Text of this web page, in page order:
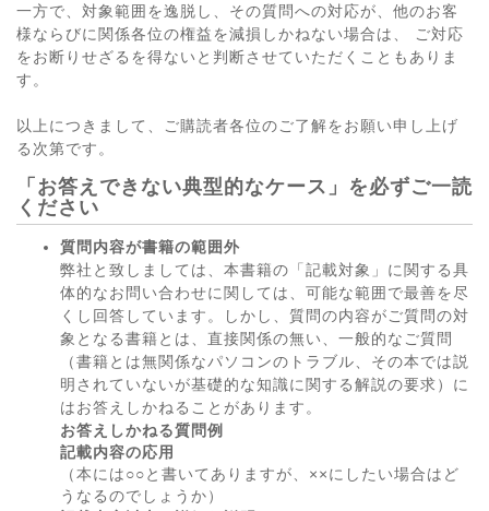
一方で、対象範囲を逸脱し、その質問への対応が、他のお客
様ならびに関係各位の権益を減損しかねない場合は、 ご対応
をお断りせざるを得ないと判断させていただくこともありま
す。
以上につきまして、ご購読者各位のご了解をお願い申し上げ
る次第です。
「お答えできない典型的なケース」を必ずご一読
ください
質問内容が書籍の範囲外
弊社と致しましては、本書籍の「記載対象」に関する具
体的なお問い合わせに関しては、可能な範囲で最善を尽
くし回答しています。しかし、質問の内容がご質問の対
象となる書籍とは、直接関係の無い、一般的なご質問
（書籍とは無関係なパソコンのトラブル、その本では説
明されていないが基礎的な知識に関する解説の要求）に
はお答えしかねることがあります。
お答えしかねる質問例
記載内容の応用
（本には○○と書いてありますが、××にしたい場合はど
うなるのでしょうか）